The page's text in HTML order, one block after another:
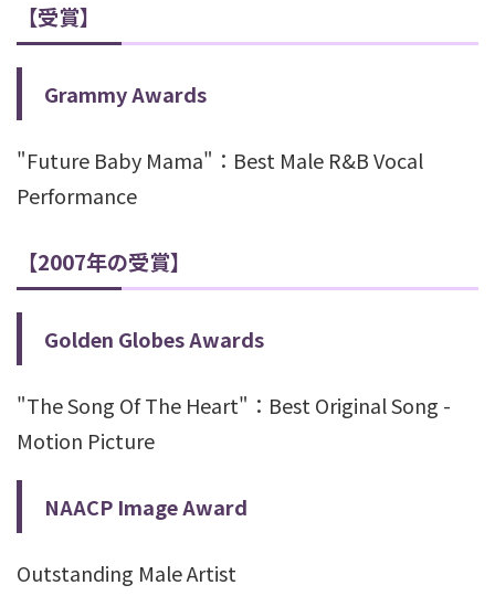
【受賞】
Grammy Awards
"Future Baby Mama"：Best Male R&B Vocal
Performance
【2007年の受賞】
Golden Globes Awards
"The Song Of The Heart"：Best Original Song -
Motion Picture
NAACP Image Award
Outstanding Male Artist